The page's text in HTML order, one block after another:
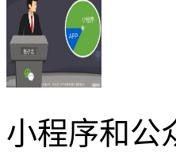
小程序和公